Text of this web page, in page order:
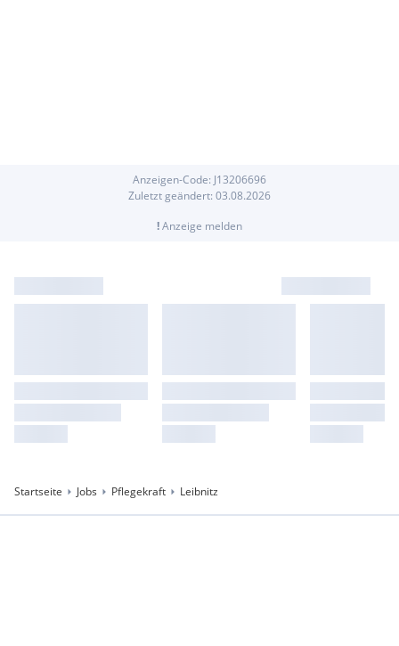
Anzeigen-Code: J13206696
Zuletzt geändert: 03.08.2026
!Anzeige melden
Startseite Jobs Pflegekraft Leibnitz